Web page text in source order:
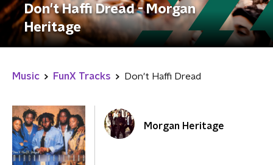
Don't Haffi Dread - Morgan
Heritage
Music FunX Tracks Don't Haffi Dread
Morgan Heritage